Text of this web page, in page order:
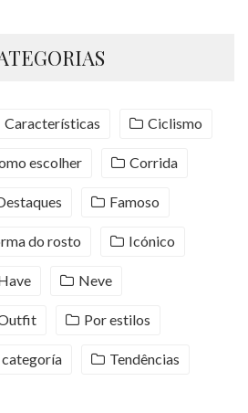
Características Ciclismo
escolher Corrida
Famoso
do rosto Icónico
Neve
Por estilos
categoría Tendências